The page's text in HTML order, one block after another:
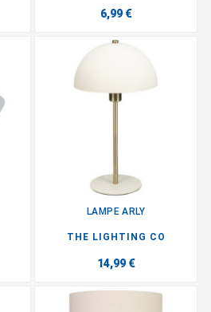
6,99 €
LAMPE ARLY
THE LIGHTING CO
14,99 €